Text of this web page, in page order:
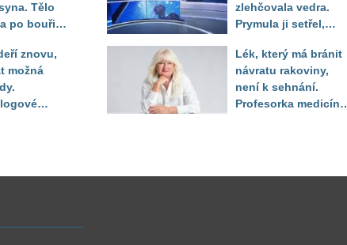
Tělo
po bouři
denznovu,
možná
zlehčovala vedra.
Prymula ji setřel,
číslo
Lék, který má bránit
návratu rakoviny,
není k sehnání.
Profesorka medicíny